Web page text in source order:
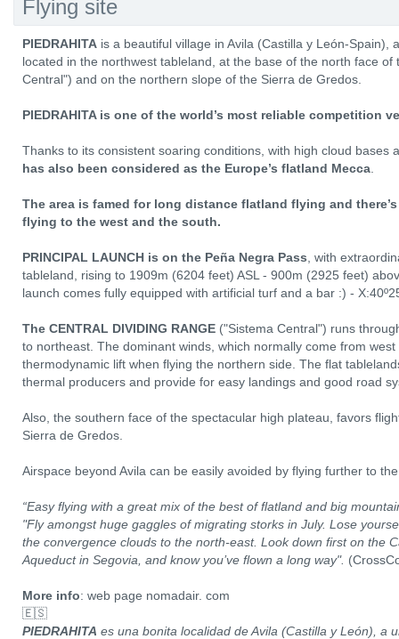
Flying site
PIEDRAHITA is a beautiful village in Avila (Castilla y León-Spain),
located in the northwest tableland, at the base of the north face
Central") and on the northern slope of the Sierra de Gredos.
PIEDRAHITA is one of the world’s most reliable competition
Thanks to its consistent soaring conditions, with high cloud bases
has also been considered as the Europe’s flatland Mecca
The area is famed for long distance flatland flying and
flying to the west and the south.
PRINCIPAL LAUNCH is on the Peña Negra Pass , with
tableland, rising to 1909m (6204 feet) ASL - 900m (2925 feet)
launch comes fully equipped with artificial turf and a bar :) -
The CENTRAL DIVIDING RANGE ("Sistema Central") runs
to northeast. The dominant winds, which normally come from
thermodynamic lift when flying the northern side. The flat
thermal producers and provide for easy landings and good road
Also, the southern face of the spectacular high plateau, favors
Sierra de Gredos.
Airspace beyond Avila can be easily avoided by flying further to
“Easy flying with a great mix of the best of flatland and big
"Fly amongst huge gaggles of migrating storks in July. Lose
the convergence clouds to the north-east. Look down first on the
Aqueduct in Segovia, and know you’ve flown a long way".
More info: web page nomadair. com
🇪🇸
PIEDRAHITA es una bonita localidad de Avila (Castilla y León), a